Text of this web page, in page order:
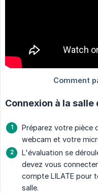
Connexion à la
Préparez votre pièce
webcam et votre
L'évaluation se
devez vous connecter
compte LILATE pour
salle.